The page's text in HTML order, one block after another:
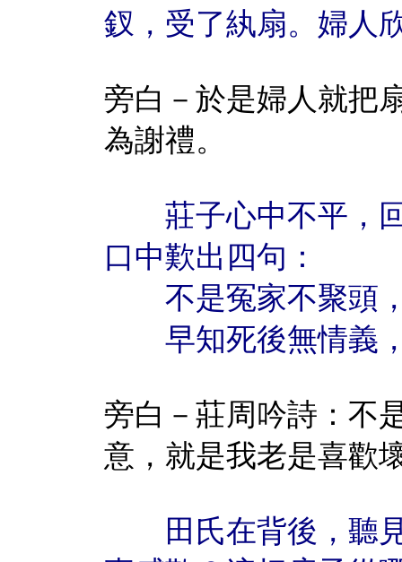
釵，受了紈扇。婦人
旁白－於是婦人就把
為謝禮。
莊子心中不平，回
口中歎出四句：
不是冤家不聚頭，
早知死後無情義，
旁白－莊周吟詩：不
意，就是我老是喜歡
田氏在背後，聽見